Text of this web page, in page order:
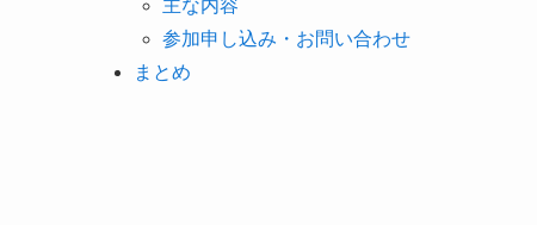
主な内容
参加申し込み・お問い合わせ
まとめ